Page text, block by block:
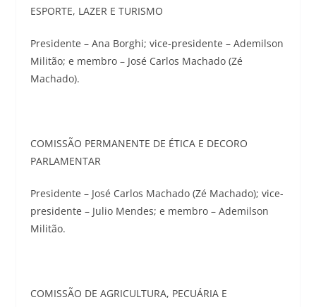
ESPORTE, LAZER E TURISMO
Presidente – Ana Borghi; vice-presidente – Ademilson
Militão; e membro – José Carlos Machado (Zé
Machado).
COMISSÃO PERMANENTE DE ÉTICA E DECORO
PARLAMENTAR
Presidente – José Carlos Machado (Zé Machado); vice-
presidente – Julio Mendes; e membro – Ademilson
Militão.
COMISSÃO DE AGRICULTURA, PECUÁRIA E